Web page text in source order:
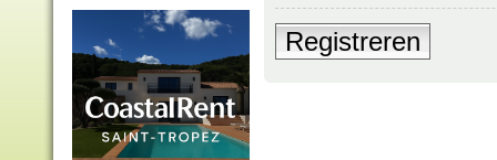
Registreren